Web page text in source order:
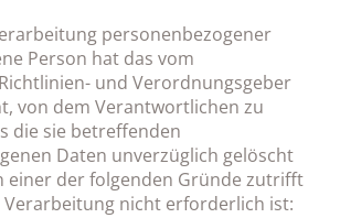
personenbezogener
Person hat das vom
und Verordnungsgeber
von dem Verantwortlichen zu
die sie betreffenden
Daten unverzüglich gelöscht
einer der folgenden Gründe zutrifft
Verarbeitung nicht erforderlich ist: